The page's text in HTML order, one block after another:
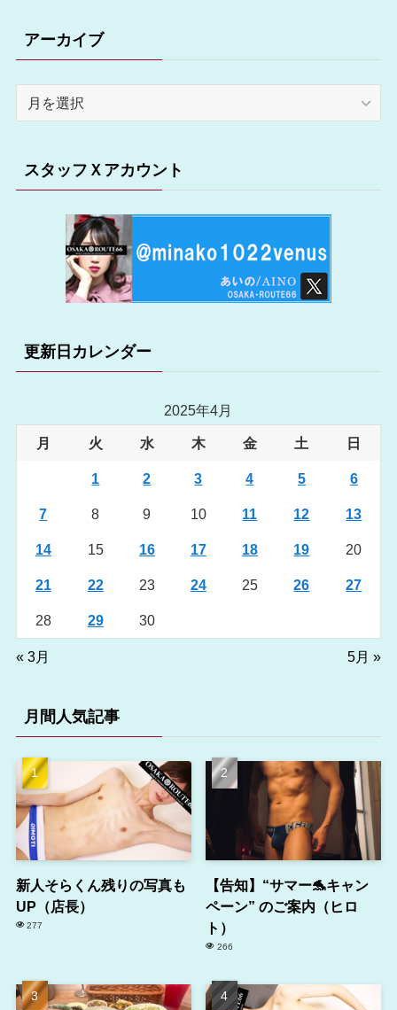
アーカイブ
スタッフＸアカウント
更新日カレンダー
2025年4月
月 火 水 木 金 土 日
1 2 3 4 5 6
7 8 9 10 11 12 13
14 15 16 17 18 19 20
21 22 23 24 25 26 27
28 29 30
« 3月 5月 »
月間人気記事
新人そらくん残りの写真も
UP（店長）
277
【告知】“サマー🐬キャン
ペーン” のご案内（ヒロ
ト）
266